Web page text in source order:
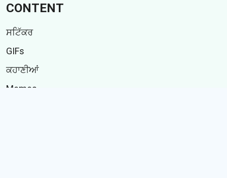
CONTENT
ਸਟਿੱਕਰ
GIFs
ਕਹਾਣੀਆਂ
Memes